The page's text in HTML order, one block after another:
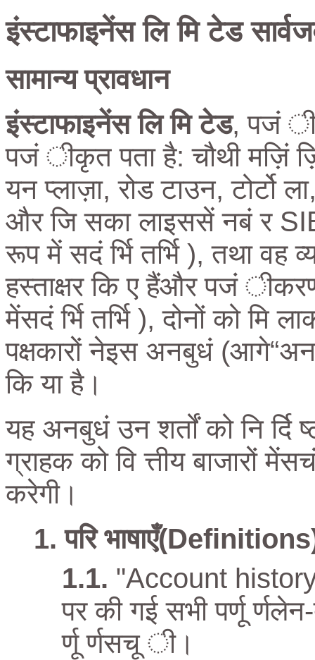
इंस्टाफाइनेंस लि मि टेड
सामान्य प्रावधान
इंस्टाफाइनेंस लि मि टेड, पजं
पजं ीकृत पता है: चौथी मज़िं
यन प्लाज़ा, रोड टाउन, टोर्टो
और जि सका लाइससें नबं र
रूप में सदं र्भि तर्भि ), तथा
हस्ताक्षर कि ए हैंऔर पजं
मेंसदं र्भि तर्भि ), दोनों को मि
पक्षकारों नेइस अनबुधं
कि या है।
यह अनबुधं उन शर्तों को नि र्दि
ग्राहक को वि त्तीय बाजारों
करेगी।
परि
"Account
पर की गई सभी पर्णू
र्णू र्णसचू ी।